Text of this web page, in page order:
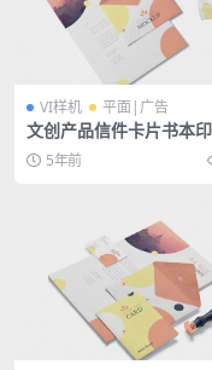
VI样机 平面|广告
文创产品信件卡片书本
公用品psd样机
5年前